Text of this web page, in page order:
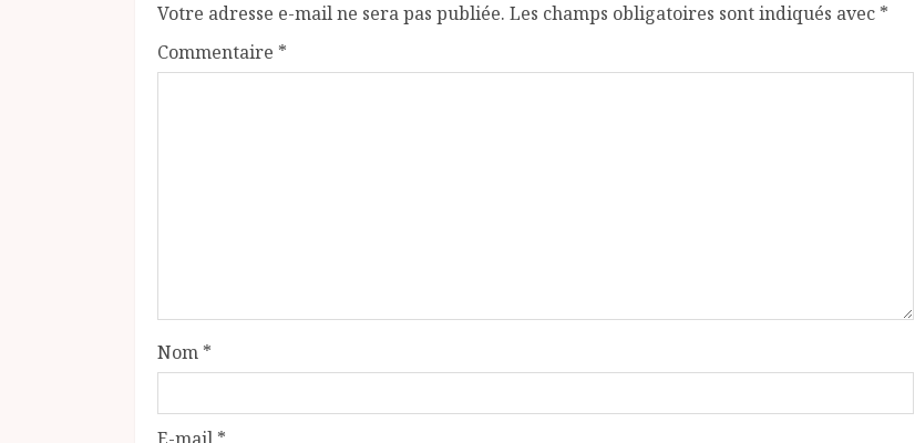
Votre adresse e-mail ne sera pas publiée. Les champs obligatoires sont indiqués avec *
Commentaire *
Nom *